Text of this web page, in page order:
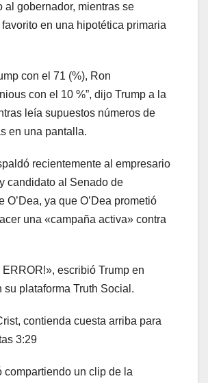
al gobernador, mientras se
en una hipotética primaria
con el 71 (%), Ron
con el 10 %”, dijo Trump a la
leía supuestos números de
en una pantalla.
recientemente al empresario
candidato al Senado de
O’Dea, ya que O’Dea prometió
una «campaña activa» contra
ERROR!», escribió Trump en
su plataforma Truth Social.
contienda cuesta arriba para
3:29
compartiendo un clip de la